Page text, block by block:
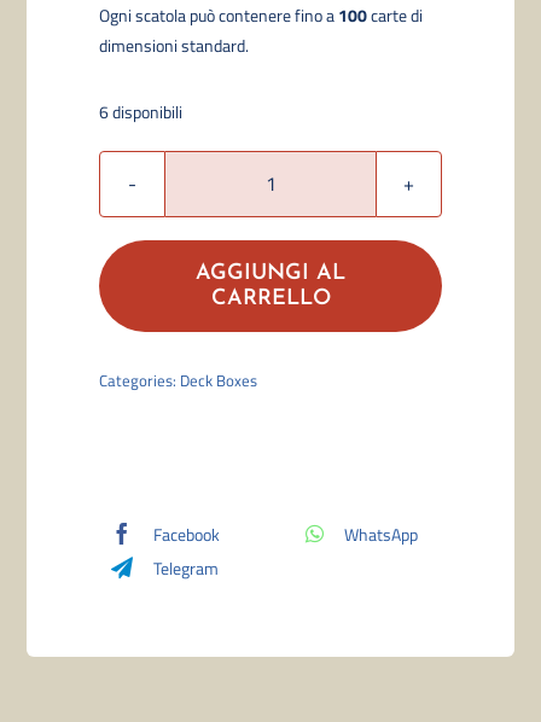
Ogni scatola può contenere fino a100carte di
dimensioni standard.
6 disponibili
Ultra
–
Mana
8
(100)
AGGIUNGI AL
CARRELLO
Categories: Deck Boxes
Facebook
WhatsApp
Telegram